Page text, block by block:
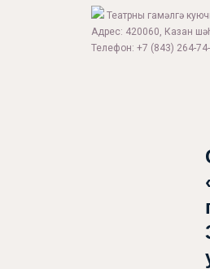
Театрны гамәлгә
Адрес: 420060, Казан
Телефон: +7 (843) 264-